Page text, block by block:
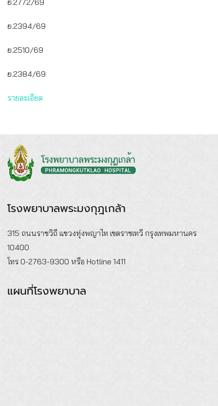
ย.2772/69
ย.2394/69
ย.2510/69
ย.2384/69
รายละเอียด
โรงพยาบาลพระมงกุฎเกล้า
315 ถนนราชวิถี แขวงทุ่งพญาไท เขตราชเทวี กรุงเทพมหานคร
10400
โทร 0-2763-9300 หรือ Hotline 1411
แผนที่โรงพยาบาล